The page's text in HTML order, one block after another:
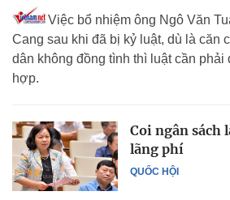
Việc bổ nhiệm ông Ngô Văn
Cang sau khi đã bị kỷ luật, dù là căn
dân không đồng tình thì luật cần phải
hợp.
QUỐC HỘI
Coi ngân sách
lãng phí